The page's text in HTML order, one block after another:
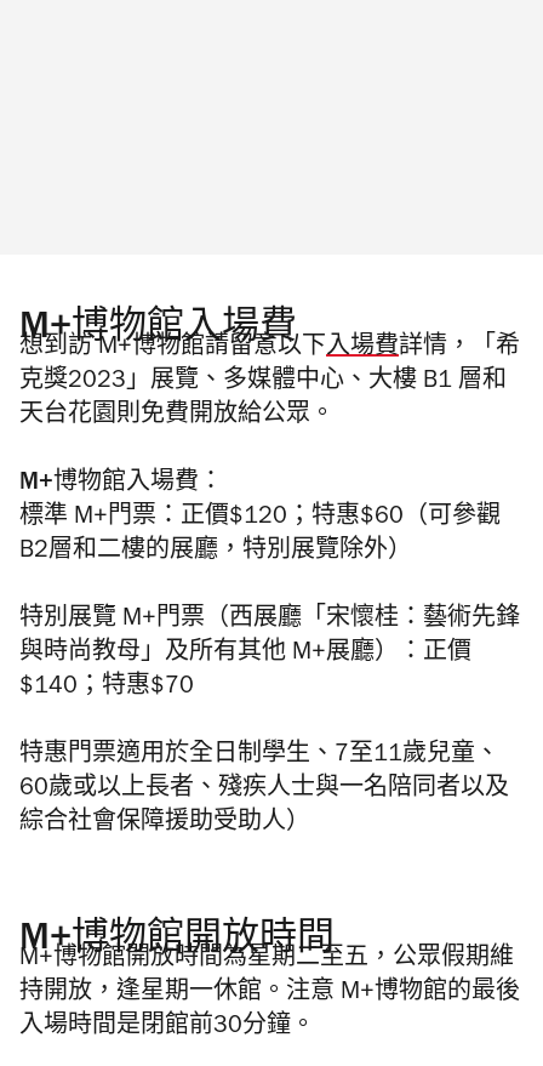
M+博物館入場費
想到訪 M+博物館請留意以下入場費詳情，「希
克獎2023」展覽、多媒體中心、大樓 B1 層和
天台花園則免費開放給公眾。
M+博物館入場費 ：
標準 M+門票：正價$120；特惠$60（可參觀
B2層和二樓的展廳，特別展覽除外）
特別展覽 M+門票（西展廳「宋懷桂：藝術先鋒
與時尚教母」及所有其他 M+展廳）：正價
$140；特惠$70
特惠門票適用於全日制學生、7至11歲兒童、
60歲或以上長者、殘疾人士與一名陪同者以及
綜合社會保障援助受助人）
M+博物館開放時間
M+博物館開放時間為星期二至五，公眾假期維
持開放，逢星期一休館。注意 M+博物館的最後
入場時間是閉館前30分鐘。